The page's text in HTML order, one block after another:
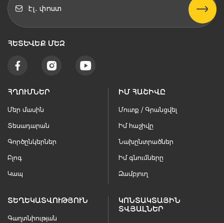
ՀԵՏԵՒԵՔ ՄԵԶ
ՀՂՈՒՄՆԵՐ
Մեր մասին
Տեսադարան
Գործընկերներ
Բլոգ
Կապ
ԻՄ ՀԱՇԻՎԸ
Մուտք / Գրանցվել
Իմ հաշիվը
Նախընտրածներ
Իմ գնումները
Զամբյուղ
ՏԵՂԵԿԱՏՎՈՒԹՅՈՒՆ
Գաղտնիության
ԿՈՆՏԱԿՏԱՅԻՆ
ՏՎՅԱԼՆԵՐ